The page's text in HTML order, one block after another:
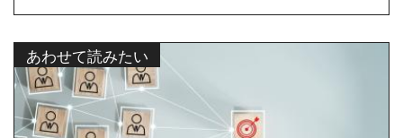
しか...
あわせて読みたい